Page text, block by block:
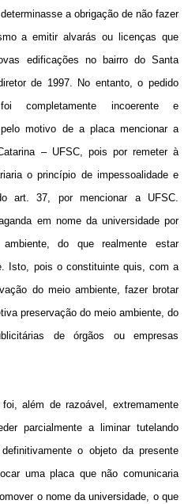
a obrigação de não fazer
a emitir alvarás ou licenças que
edificações no bairro do Santa
de 1997. No entanto, o pedido
completamente incoerente e
motivo de a placa mencionar a
– UFSC, pois por remeter à
o princípio de impessoalidade e
art. 37, por mencionar a UFSC.
em nome da universidade por
do que realmente estar
Isto, pois o constituinte quis, com a
do meio ambiente, fazer brotar
preservação do meio ambiente, do
de órgãos ou empresas
foi, além de razoável, extremamente
parcialmente a liminar tutelando
o objeto da presente
uma placa que não comunicaria
o nome da universidade, o que